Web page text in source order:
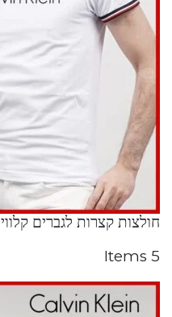
חולצות קצרות לגברים
5 Items